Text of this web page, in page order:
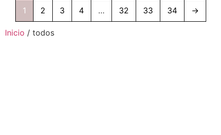
1 2 3 4 … 32 33 34 →
Inicio / todos